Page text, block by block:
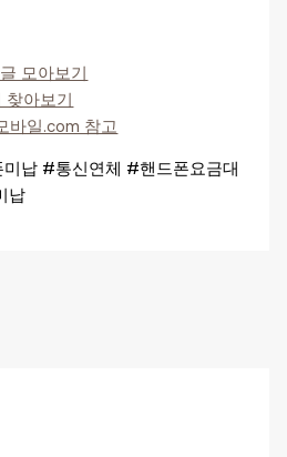
모아보기
찾아보기
바일.com 참고
납 #통신연체 #핸드폰요금대
납